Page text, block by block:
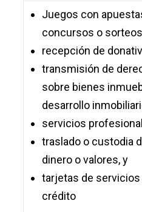
Juegos con
concursos o sorteos
recepción de
transmisión de
sobre bienes
desarrollo
servicios
traslado o custodia
dinero o valores, y
tarjetas de servicios
crédito